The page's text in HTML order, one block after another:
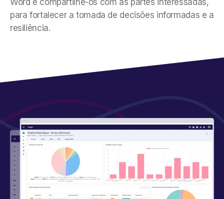
para fortalecer a tomada de decisões informadas e a
resiliência.